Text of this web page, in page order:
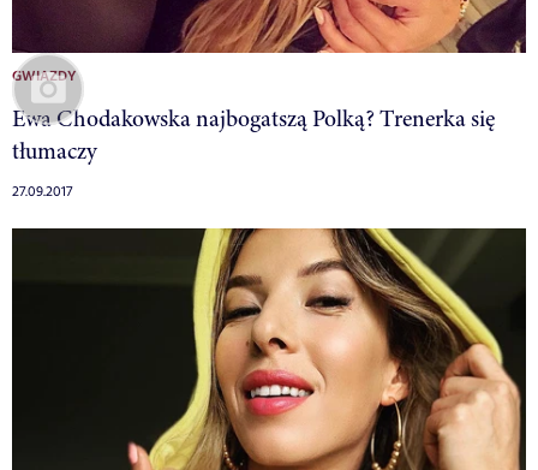
GWIAZDY
Ewa Chodakowska najbogatszą Polką? Trenerka się
tłumaczy
27.09.2017